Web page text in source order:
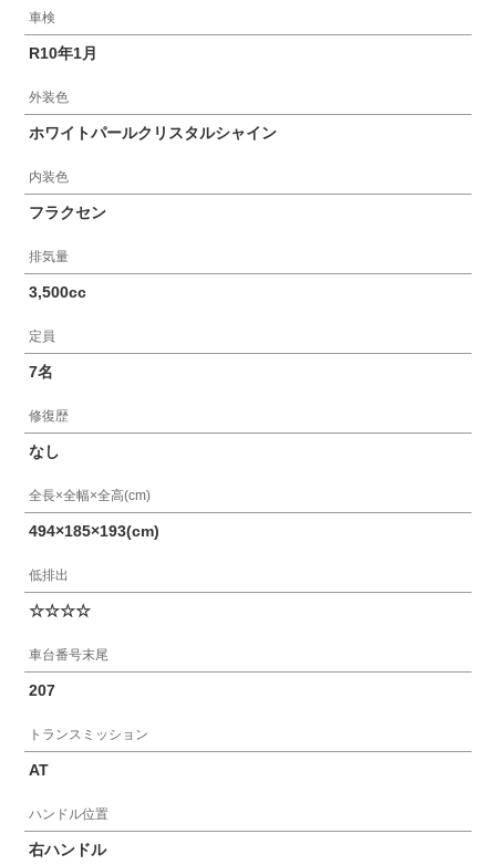
車検
R10年1月
外装色
ホワイトパールクリスタルシャイン
内装色
フラクセン
排気量
3,500cc
定員
7名
修復歴
なし
全長×全幅×全高(cm)
494×185×193(cm)
低排出
☆☆☆☆
車台番号末尾
207
トランスミッション
AT
ハンドル位置
右ハンドル